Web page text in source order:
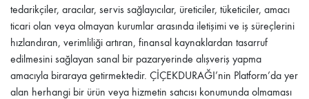
tedarikçiler, aracılar, servis sağlayıcılar, üreticiler, tüketiciler, amacı
ticari olan veya olmayan kurumlar arasında iletişimi ve iş süreçlerini
hızlandıran, verimliliği artıran, finansal kaynaklardan tasarruf
edilmesini sağlayan sanal bir pazaryerinde alışveriş yapma
amacıyla biraraya getirmektedir. ÇİÇEKDURAĞI’nin Platform’da yer
alan herhangi bir ürün veya hizmetin satıcısı konumunda olmaması